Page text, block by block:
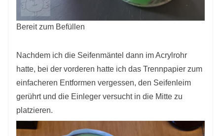
Bereit zum Befüllen
Nachdem ich die Seifenmäntel dann im Acrylrohr
hatte, bei der vorderen hatte ich das Trennpapier zum
einfacheren Entformen vergessen, den Seifenleim
gerührt und die Einleger versucht in die Mitte zu
platzieren.